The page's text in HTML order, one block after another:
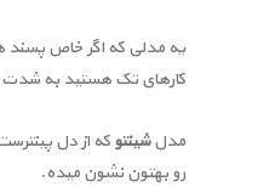
یه مدلی که اگر خاص پسند
کارهای تک هستید به
مدلشینتوکه از دل
رو بهتون نشون میده.